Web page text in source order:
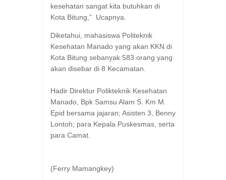
kesehatan sangat kita butuhkan di
Kota Bitung,” Ucapnya.
Diketahui, mahasiswa Politeknik
Kesehatan Manado yang akan KKN di
Kota Bitung sebanyak 583 orang yang
akan disebar di 8 Kecamatan.
Hadir Direktur Polikteknik Kesehatan
Manado, Bpk Samsu Alam S. Km M.
Epid bersama jajaran; Asisten 3, Benny
Lontoh; para Kepala Puskesmas, serta
para Camat.
(Ferry Mamangkey)